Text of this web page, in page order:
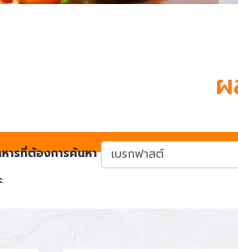
ารที่ต้องการค้นหา